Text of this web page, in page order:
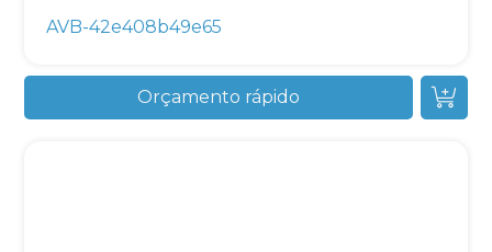
AVB-42e408b49e65
Orçamento rápido